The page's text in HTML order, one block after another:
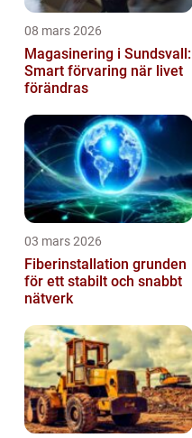
08 mars 2026
Magasinering i Sundsvall:
Smart förvaring när livet
förändras
03 mars 2026
Fiberinstallation grunden
för ett stabilt och snabbt
nätverk